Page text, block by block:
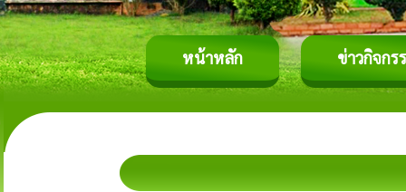
หน้าหลัก ข่าวกิจกร